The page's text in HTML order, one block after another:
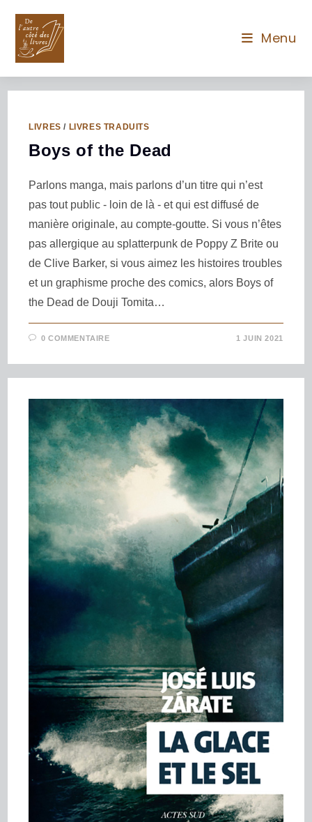
Menu
LIVRES / LIVRES TRADUITS
Boys of the Dead
Parlons manga, mais parlons d’un titre qui n’est
pas tout public - loin de là - et qui est diffusé de
manière originale, au compte-goutte. Si vous n’êtes
pas allergique au splatterpunk de Poppy Z Brite ou
de Clive Barker, si vous aimez les histoires troubles
et un graphisme proche des comics, alors Boys of
the Dead de Douji Tomita…
0 COMMENTAIRE 1 JUIN 2021